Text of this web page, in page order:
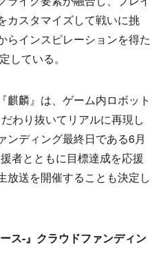
カスタマイズして戦いに挑
らインスピレーションを得た
している。
麟』は、ゲーム内ロボット
わり抜いてリアルに再現し
ンディング最終日である6月
者とともに目標達成を応援
放送を開催することも決定し
ス-』クラウドファンディン